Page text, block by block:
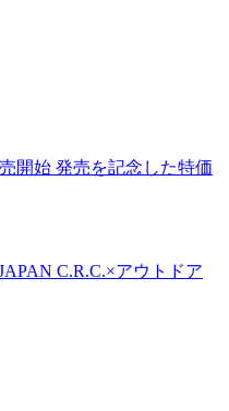
開始 発売を記念した特価
C.R.C.×アウトドア